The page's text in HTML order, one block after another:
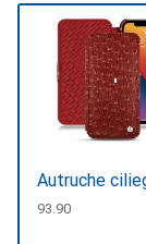
Autruche
CHF
93.90